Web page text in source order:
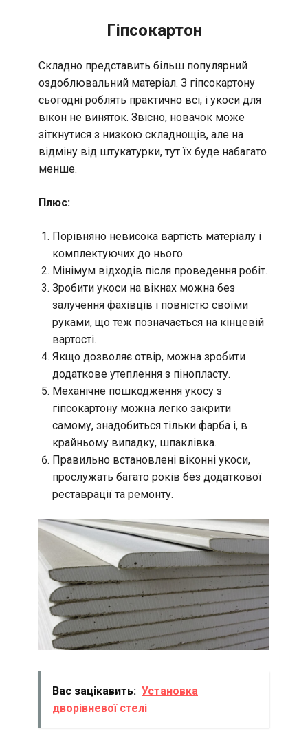
Гіпсокартон
Складно представить більш популярний
оздоблювальний матеріал. З гіпсокартону
сьогодні роблять практично всі, і укоси для
вікон не виняток. Звісно, новачок може
зіткнутися з низкою складнощів, але на
відміну від штукатурки, тут їх буде набагато
менше.
Плюс:
Порівняно невисока вартість матеріалу і
комплектуючих до нього.
Мінімум відходів після проведення робіт.
Зробити укоси на вікнах можна без
залучення фахівців і повністю своїми
руками, що теж позначається на кінцевій
вартості.
Якщо дозволяє отвір, можна зробити
додаткове утеплення з пінопласту.
Механічне пошкодження укосу з
гіпсокартону можна легко закрити
самому, знадобиться тільки фарба і, в
крайньому випадку, шпаклівка.
Правильно встановлені віконні укоси,
прослужать багато років без додаткової
реставрації та ремонту.
Вас зацікавить: Установка
дворівневої стелі